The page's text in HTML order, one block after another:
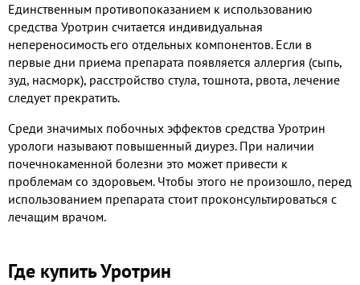
Единственным противопоказанием к использованию
средства Уротрин считается индивидуальная
непереносимость его отдельных компонентов. Если в
первые дни приема препарата появляется аллергия (сыпь,
зуд, насморк), расстройство стула, тошнота, рвота, лечение
следует прекратить.
Среди значимых побочных эффектов средства Уротрин
урологи называют повышенный диурез. При наличии
почечнокаменной болезни это может привести к
проблемам со здоровьем. Чтобы этого не произошло, перед
использованием препарата стоит проконсультироваться с
лечащим врачом.
Где купить Уротрин